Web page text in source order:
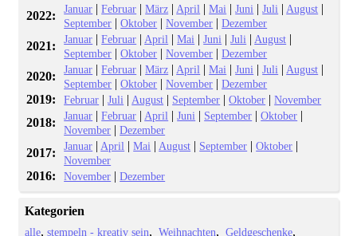
2022: Januar |Februar |März | April |Mai |Juni |Juli | August |
September |Oktober |November |Dezember
2021: Januar |Februar | April |Mai |Juni |Juli | August |
September |Oktober |November |Dezember
2020: Januar |Februar |März | April |Mai |Juni |Juli | August |
September |Oktober |November |Dezember
2019: Februar |Juli | August | September |Oktober |November
2018: Januar |Februar | April |Juni | September |Oktober |
November |Dezember
2017: Januar | April |Mai | August | September |Oktober |
November
2016: November |Dezember
Kategorien
alle stempeln - kreativ sein Weihnachten Geldgeschenke